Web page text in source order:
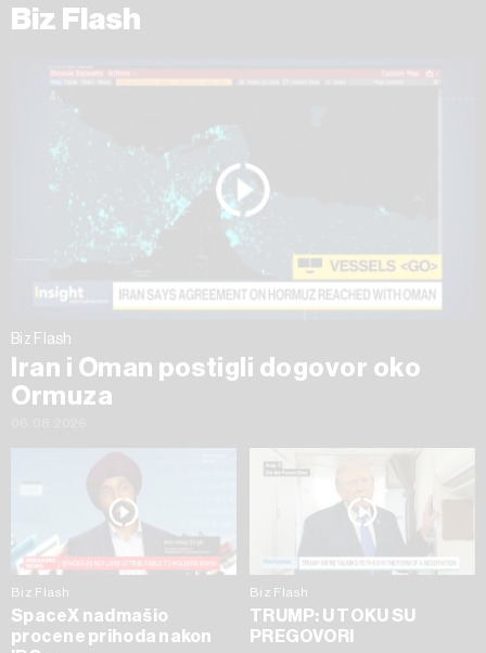
Biz Flash
Biz Flash
Iran i Oman postigli dogovor oko
Ormuza
Biz Flash
SpaceX nadmašio
procene prihoda nakon
Biz Flash
TRUMP: U TOKU SU
PREGOVORI